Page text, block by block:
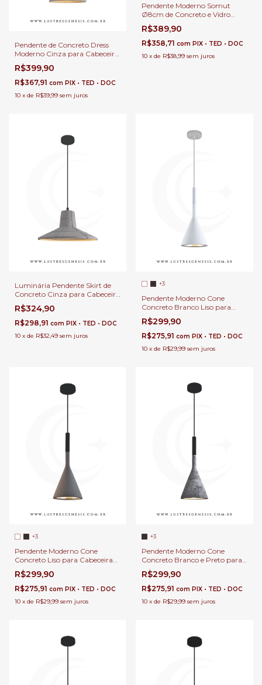
Pendente de Concreto Dress
Moderno Cinza para Cabeceira
de Cama, Balcão de Cozinha,
Quartos e Área Gourmet
R$399,90
R$367,91 com PIX • TED • DOC
10 x de R$39,99 sem juros
Pendente Moderno Somut
Ø8cm de Concreto e Vidro
para Cabeceira de Cama,
Balcão de Cozinha, Quartos,
Lavabo e Área Gourmet
R$389,90
R$358,71 com PIX • TED • DOC
10 x de R$38,99 sem juros
Luminária Pendente Skirt de
Concreto Cinza para Cabeceira
de Cama, Balcão de Cozinha,
Quartos e Área Gourmet
R$324,90
R$298,91 com PIX • TED • DOC
10 x de R$32,49 sem juros
+3
Pendente Moderno Cone
Concreto Branco Liso para
Cabeceira de Cama, Balcão de
Cozinha, Quartos, Lavabo e
Área Gourmet
R$299,90
R$275,91 com PIX • TED • DOC
10 x de R$29,99 sem juros
+3
Pendente Moderno Cone
Concreto Liso para Cabeceira
de Cama, Balcão de Cozinha,
Quartos, Lavabo e Área
Gourmet
R$299,90
R$275,91 com PIX • TED • DOC
10 x de R$29,99 sem juros
+3
Pendente Moderno Cone
Concreto Branco e Preto para
Cabeceira de Cama, Balcão de
Cozinha, Quartos, Lavabo e
Área Gourmet
R$299,90
R$275,91 com PIX • TED • DOC
10 x de R$29,99 sem juros